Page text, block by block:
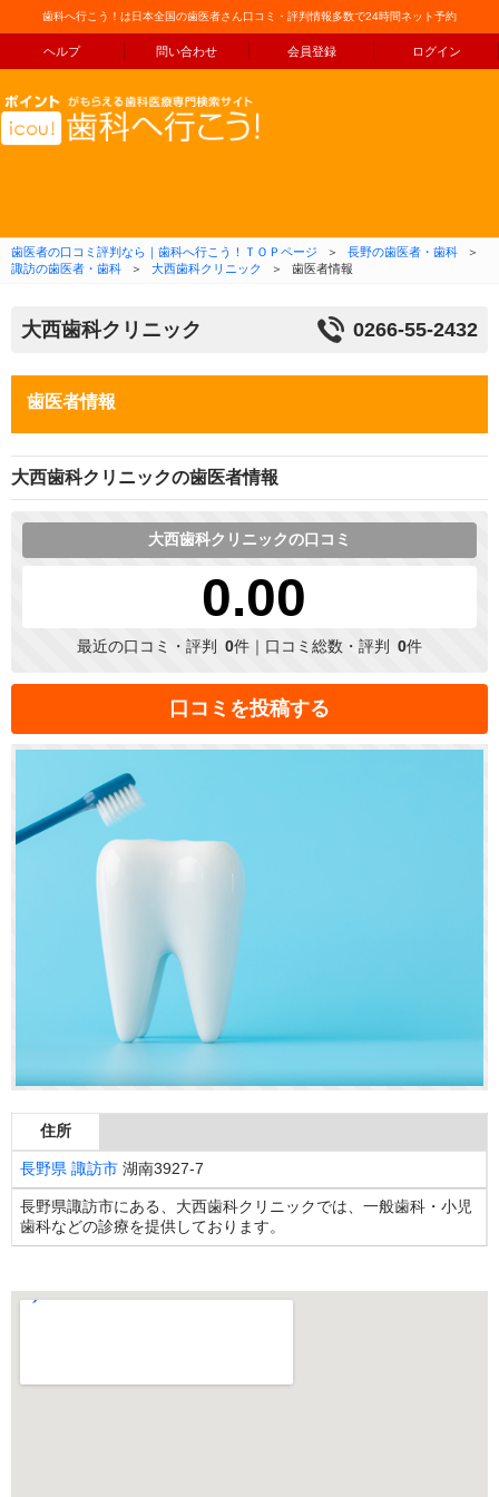
歯科へ行こう！は日本全国の歯医者さん口コミ・評判情報多数で24時間ネット予約
ヘルプ 問い合わせ 会員登録 ログイン
コンテンツへ移動
歯医者の口コミ評判なら｜歯科へ行こう！ＴＯＰページ ＞ 長野の歯医者・歯科
＞
諏訪の歯医者・歯科
＞ 大西歯科クリニック ＞ 歯医者情報
大西歯科クリニック 0266-55-2432
歯医者情報
大西歯科クリニックの歯医者情報
大西歯科クリニックの口コミ
0.00
最近の口コミ・評判 0件｜口コミ総数・評判 0件
口コミを投稿する
住所
長野県 諏訪市 湖南3927-7
長野県諏訪市にある、大西歯科クリニックでは、一般歯科・小児
歯科などの診療を提供しております。